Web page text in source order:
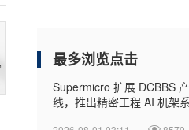
最多浏览点击
Supermicro 扩展 DCBBS
线，推出精密工程 AI 机架系